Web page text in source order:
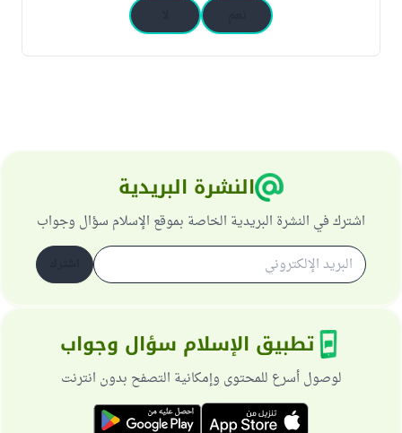
النشرة البريدية
اشترك في النشرة البريدية الخاصة بموقع الإسلام سؤال وجواب
تطبيق الإسلام سؤال وجواب
لوصول أسرع للمحتوى وإمكانية التصفح بدون انترنت